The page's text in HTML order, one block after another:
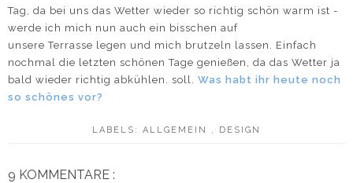
Tag, da bei uns das Wetter wieder so richtig schön warm ist -
werde ich mich nun auch ein bisschen auf
unsere Terrasse legen und mich brutzeln lassen. Einfach
nochmal die letzten schönen Tage genießen, da das Wetter ja
bald wieder richtig abkühlen. soll. Was habt ihr heute noch
so schönes vor?
LABELS: ALLGEMEIN , DESIGN
9 KOMMENTARE :